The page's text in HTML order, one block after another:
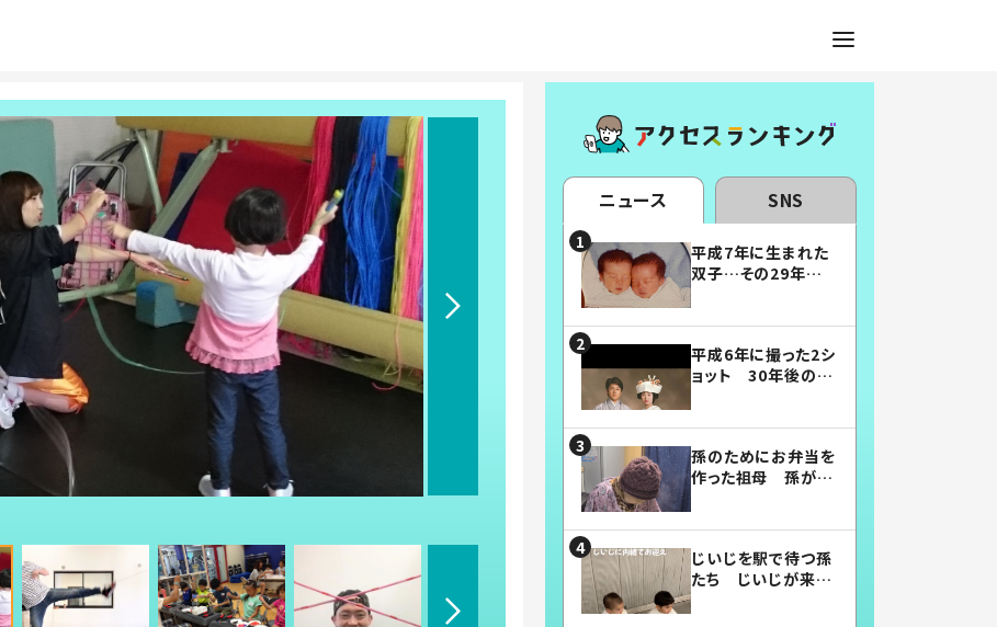
ニュース SNS
平成7年に生まれた
双子…その29年後
平成6年に撮った2シ
ョット 30年後の姿
孫のためにお弁当を
作った祖母 孫が絶
じいじを駅で待つ孫
たち じいじが来た